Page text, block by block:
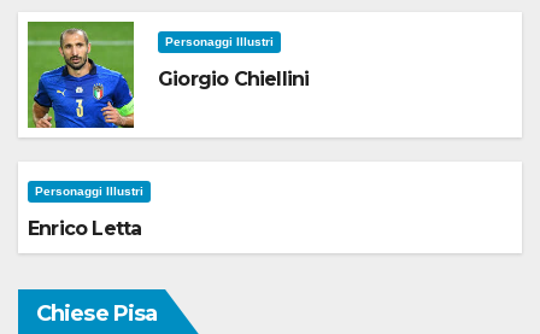
Personaggi Illustri
Giorgio Chiellini
Personaggi Illustri
Enrico Letta
Chiese Pisa